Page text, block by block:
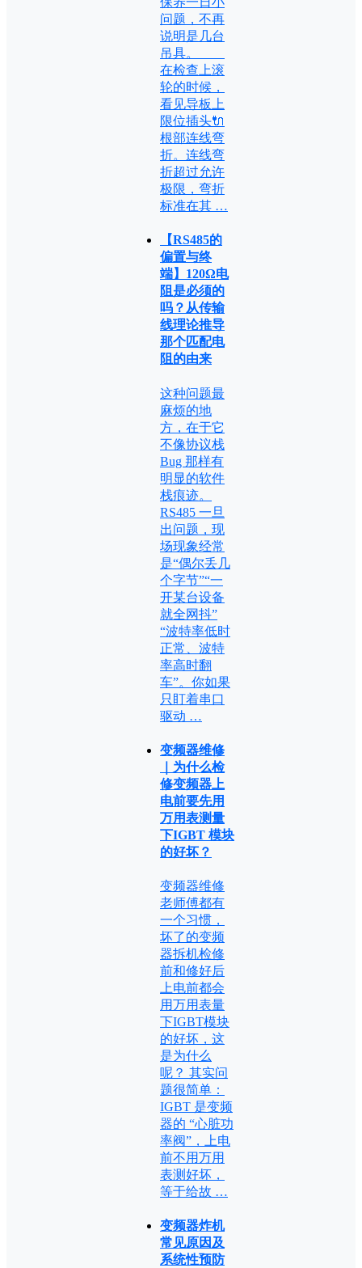
问题，不再
说明是几台
吊具。
在检查上滚
轮的时候，
看见导板上
限位插头🔌
根部连线弯
折。连线弯
折超过允许
极限，弯折
标准在其 …
【RS485的
偏置与终
端】120Ω电
阻是必须的
吗？从传输
线理论推导
那个匹配电
阻的由来
这种问题最
麻烦的地
方，在于它
不像协议栈
Bug 那样有
明显的软件
栈痕迹。
RS485 一旦
出问题，现
场现象经常
是“偶尔丢几
个字节”“一
开某台设备
就全网抖”
“波特率低时
正常、波特
率高时翻
车”。你如果
只盯着串口
驱动 …
变频器维修
｜为什么检
修变频器上
电前要先用
万用表测量
下IGBT 模块
的好坏？
变频器维修
老师傅都有
一个习惯，
坏了的变频
器拆机检修
前和修好后
上电前都会
用万用表量
下IGBT模块
的好坏，这
是为什么
呢？ 其实问
题很简单：
IGBT 是变频
器的 “心脏功
率阀”，上电
前不用万用
表测好坏，
等于给故 …
变频器炸机
常见原因及
系统性预防